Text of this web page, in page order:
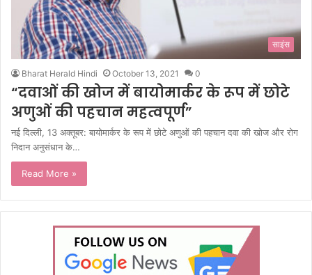
साइंस
Bharat Herald Hindi October 13, 2021 0
“दवाओं की खोज में बायोमार्कर के रूप में छोटे
अणुओं की पहचान महत्वपूर्ण”
नई दिल्ली, 13 अक्तूबर: बायोमार्कर के रूप में छोटे अणुओं की पहचान दवा की खोज और रोग
निदान अनुसंधान के…
Read More »